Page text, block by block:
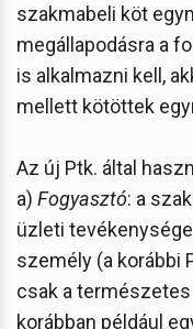
szakmabeli köt
megállapodásra a
is alkalmazni kell,
mellett kötöttek
Az új Ptk. által
a) Fogyasztó: a
üzleti
személy (a korábbi
csak a
korábban például